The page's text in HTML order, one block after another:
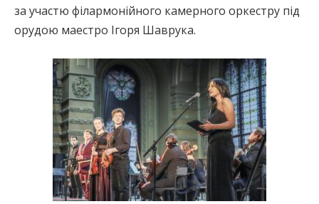
за участю філармонійного камерного оркестру під
орудою маестро Ігоря Шаврука.